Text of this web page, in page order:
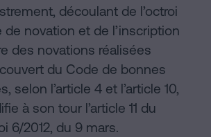
découlant de l’octroi
de novation et de l’inscription
des novations réalisées
du Code de bonnes
selon l’article 4 et l’article 10,
à son tour l’article 11 du
6/2012, du 9 mars.